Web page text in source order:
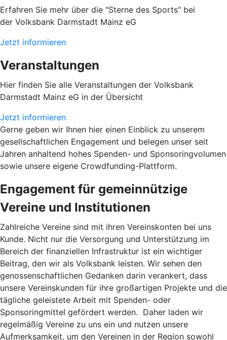
Erfahren Sie mehr über die "Sterne des Sports" bei
der Volksbank Darmstadt Mainz eG
Jetzt informieren
Veranstaltungen
Hier finden Sie alle Veranstaltungen der Volksbank
Darmstadt Mainz eG in der Übersicht
Jetzt informieren
Gerne geben wir Ihnen hier einen Einblick zu unserem
gesellschaftlichen Engagement und belegen unser seit
Jahren anhaltend hohes Spenden- und Sponsoringvolumen
sowie unsere eigene Crowdfunding-Plattform.
Engagement für gemeinnützige
Vereine und Institutionen
Zahlreiche Vereine sind mit ihren Vereinskonten bei uns
Kunde. Nicht nur die Versorgung und Unterstützung im
Bereich der finanziellen Infrastruktur ist ein wichtiger
Beitrag, den wir als Volksbank leisten. Wir sehen den
genossenschaftlichen Gedanken darin verankert, dass
unsere Vereinskunden für ihre großartigen Projekte und die
tägliche geleistete Arbeit mit Spenden- oder
Sponsoringmittel gefördert werden. Daher laden wir
regelmäßig Vereine zu uns ein und nutzen unsere
Aufmerksamkeit, um den Vereinen in der Region sowohl